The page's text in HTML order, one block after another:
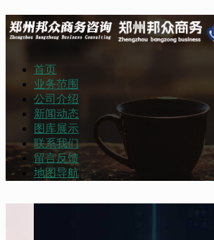
首页
联系我们 留言反馈
首页
业务范围
公司介绍
新闻动态
图库展示
联系我们
留言反馈
地图导航